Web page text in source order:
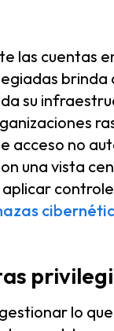
las cuentas
brinda
su
acceso no
una vista
lo